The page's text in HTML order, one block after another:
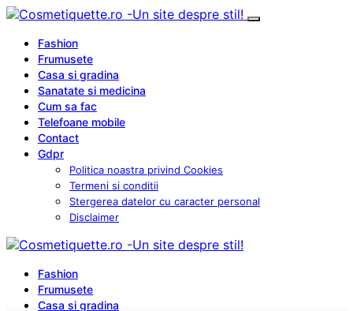
Fashion
Frumusete
Casa si gradina
Sanatate si medicina
Cum sa fac
Telefoane mobile
Contact
Gdpr
Politica noastra privind Cookies
Termeni si conditii
Stergerea datelor cu caracter personal
Disclaimer
Fashion
Frumusete
Casa si gradina